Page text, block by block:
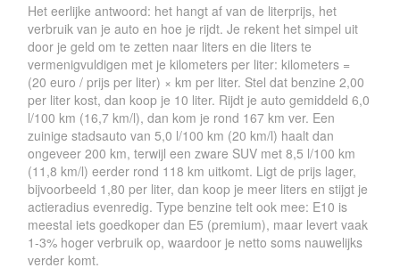
Het eerlijke antwoord: het hangt af van de literprijs, het
verbruik van je auto en hoe je rijdt. Je rekent het simpel uit
door je geld om te zetten naar liters en die liters te
vermenigvuldigen met je kilometers per liter: kilometers =
(20 euro / prijs per liter) × km per liter. Stel dat benzine 2,00
per liter kost, dan koop je 10 liter. Rijdt je auto gemiddeld 6,0
l/100 km (16,7 km/l), dan kom je rond 167 km ver. Een
zuinige stadsauto van 5,0 l/100 km (20 km/l) haalt dan
ongeveer 200 km, terwijl een zware SUV met 8,5 l/100 km
(11,8 km/l) eerder rond 118 km uitkomt. Ligt de prijs lager,
bijvoorbeeld 1,80 per liter, dan koop je meer liters en stijgt je
actieradius evenredig. Type benzine telt ook mee: E10 is
meestal iets goedkoper dan E5 (premium), maar levert vaak
1-3% hoger verbruik op, waardoor je netto soms nauwelijks
verder komt.